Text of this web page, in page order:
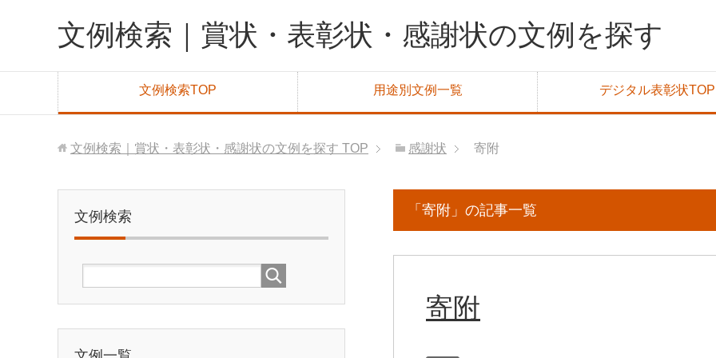
文例検索｜賞状・表彰状・感謝状の文例を探す
文例検索TOP 用途別文例一覧 デジタル表彰状TOP
文例検索｜賞状・表彰状・感謝状の文例を探す TOP 感謝状 寄附
「寄附」の記事一覧
寄附
文例検索